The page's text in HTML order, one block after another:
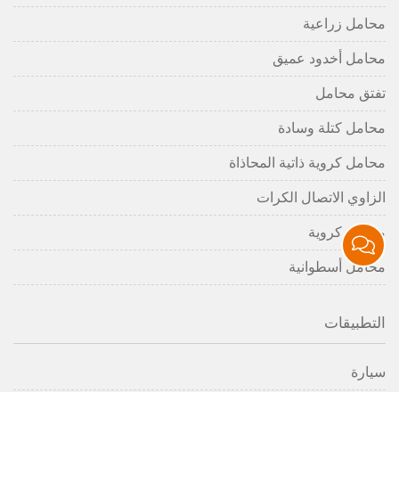
محامل زراعية
محامل أخدود عميق
تفتق محامل
محامل كتلة وسادة
محامل كروية ذاتية المحاذاة
الزاوي الاتصال الكرات
محامل كروية
محامل أسطوانية
التطبيقات
سيارة